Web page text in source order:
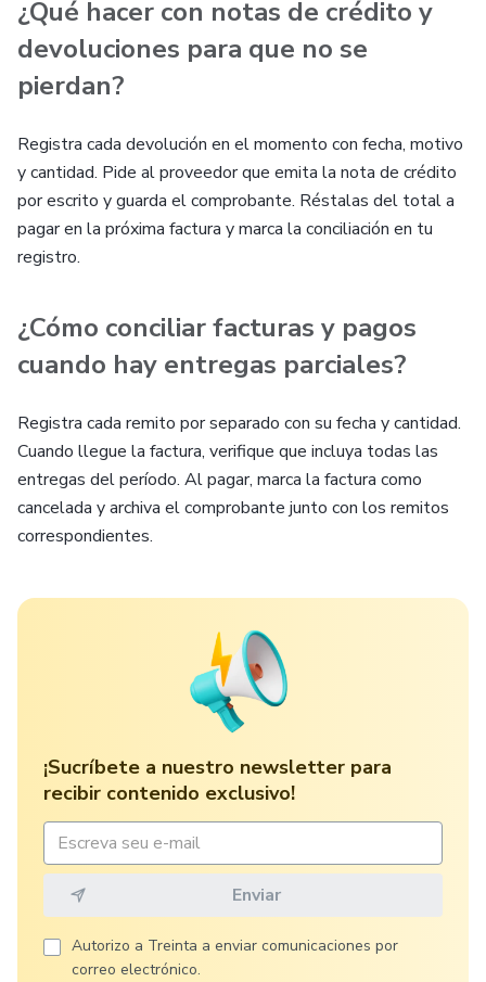
¿Qué hacer con notas de crédito y
devoluciones para que no se
pierdan?
Registra cada devolución en el momento con fecha, motivo
y cantidad. Pide al proveedor que emita la nota de crédito
por escrito y guarda el comprobante. Réstalas del total a
pagar en la próxima factura y marca la conciliación en tu
registro.
¿Cómo conciliar facturas y pagos
cuando hay entregas parciales?
Registra cada remito por separado con su fecha y cantidad.
Cuando llegue la factura, verifique que incluya todas las
entregas del período. Al pagar, marca la factura como
cancelada y archiva el comprobante junto con los remitos
correspondientes.
¡Sucríbete a nuestro newsletter para
recibir contenido exclusivo!
Autorizo ​​a Treinta a enviar comunicaciones por
correo electrónico.